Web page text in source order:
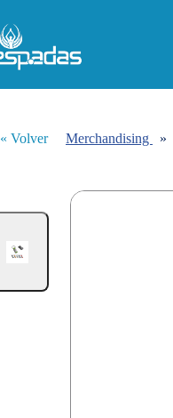
« Volver Merchandising »